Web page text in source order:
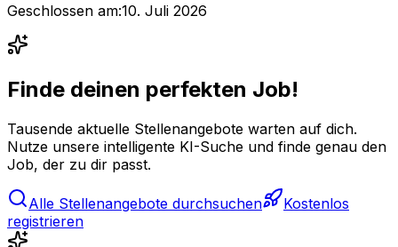
Geschlossen am:10. Juli 2026
Finde deinen perfekten Job!
Tausende aktuelle Stellenangebote warten auf dich.
Nutze unsere intelligente KI-Suche und finde genau den
Job, der zu dir passt.
Alle Stellenangebote durchsuchen
Kostenlos
registrieren